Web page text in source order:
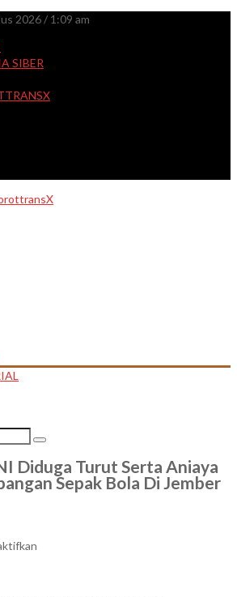
2026 / 1:09 am
SIBER
Diduga Turut Serta Aniaya
Sepak Bola Di Jember